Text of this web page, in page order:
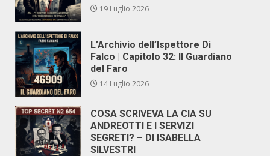
19 Luglio 2026
L’Archivio dell’Ispettore Di
Falco | Capitolo 32: Il Guardiano
del Faro
14 Luglio 2026
COSA SCRIVEVA LA CIA SU
ANDREOTTI E I SERVIZI
SEGRETI? – DI ISABELLA
SILVESTRI